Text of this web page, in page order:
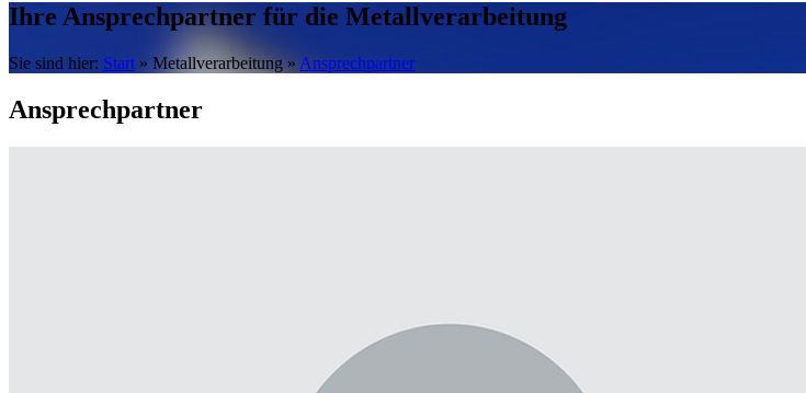
Ihre Ansprechpartner für die Metallverarbeitung
Sie sind hier: Start » Metallverarbeitung » Ansprechpartner
Ansprechpartner